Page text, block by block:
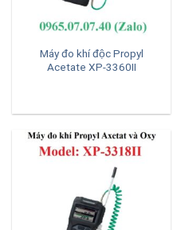
Máy đo khí độc Propyl
Acetate XP-3360II